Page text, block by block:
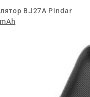
BJ27A Pindar